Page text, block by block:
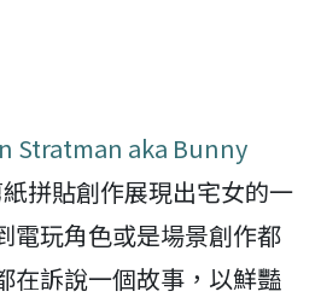
Stratman aka Bunny
拼貼創作展現出宅女的一
電玩角色或是場景創作都
在訴說一個故事，以鮮豔